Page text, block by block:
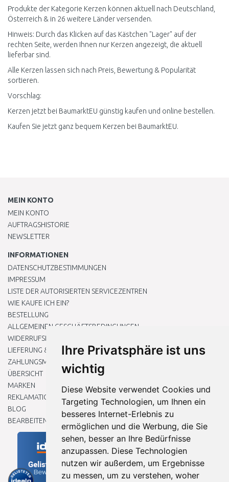
Ihre Privatsphäre ist uns
wichtig
Diese Website verwendet Cookies und
Targeting Technologien, um Ihnen ein
besseres Internet-Erlebnis zu
ermöglichen und die Werbung, die Sie
sehen, besser an Ihre Bedürfnisse
anzupassen. Diese Technologien
nutzen wir außerdem, um Ergebnisse
zu messen, um zu verstehen, woher
Produkte der Kategorie Kerzen können aktuell nach Deutschland,
Österreich & in 26 weitere Länder versenden.
Hinweis: Durch das Klicken auf das Kästchen "Lager" auf der
rechten Seite, werden Ihnen nur Kerzen angezeigt, die aktuell
lieferbar sind.
Alle Kerzen lassen sich nach Preis, Bewertung & Popularität
sortieren.
Vorschlag:
Kerzen jetzt bei BaumarktEU günstig kaufen und online bestellen.
Kaufen Sie jetzt ganz bequem Kerzen bei BaumarktEU.
MEIN KONTO
MEIN KONTO
AUFTRAGSHISTORIE
NEWSLETTER
INFORMATIONEN
DATENSCHUTZBESTIMMUNGEN
IMPRESSUM
LISTE DER AUTORISIERTEN SERVICEZENTREN
WIE KAUFE ICH EIN?
BESTELLUNG
ALLGEMEINEN GESCHÄFTSBEDINGUNGEN
WIDERRUFSRECHT
LIEFERUNG & ZAHLUNG
ZAHLUNGSMETHODEN
ÜBERSICHT
MARKEN
REKLAMATIONEN UND RETOUREN
BLOG
BEARBEITEN SIE MEINE COOKIE-EINSTELLUNGEN